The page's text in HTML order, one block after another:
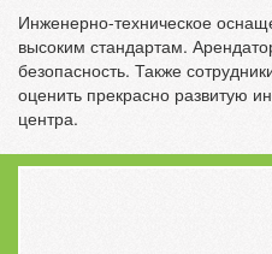
Инженерно-техническое
высоким стандартам.
безопасность. Также
оценить прекрасно развитую
центра.